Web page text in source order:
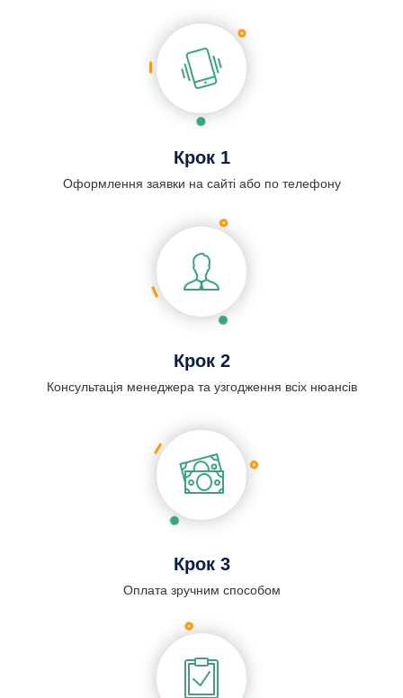
Крок 1
Оформлення заявки на сайті або по телефону
Крок 2
Консультація менеджера та узгодження всіх нюансів
Крок 3
Оплата зручним способом